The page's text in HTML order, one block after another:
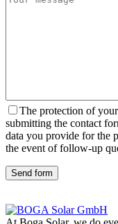
The protection of
submitting the contact
data you provide for the
the event of follow-up
Send form